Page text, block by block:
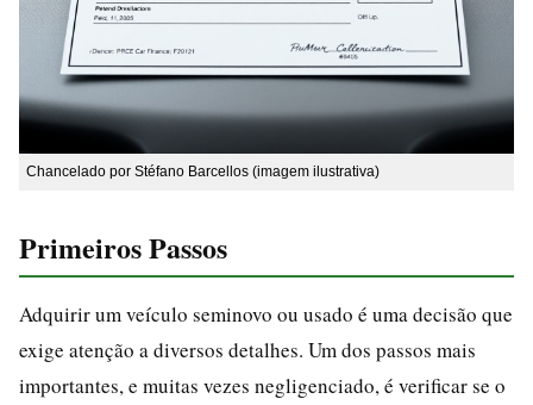
Chancelado por Stéfano Barcellos (imagem ilustrativa)
Primeiros Passos
Adquirir um veículo seminovo ou usado é uma decisão que
exige atenção a diversos detalhes. Um dos passos mais
importantes, e muitas vezes negligenciado, é verificar se o